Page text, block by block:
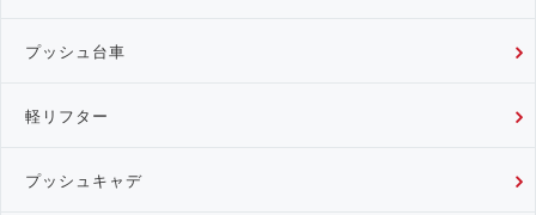
プッシュ台車
軽リフター
プッシュキャデ